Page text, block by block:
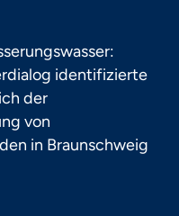
identifizierte
der
von
in Braunschweig